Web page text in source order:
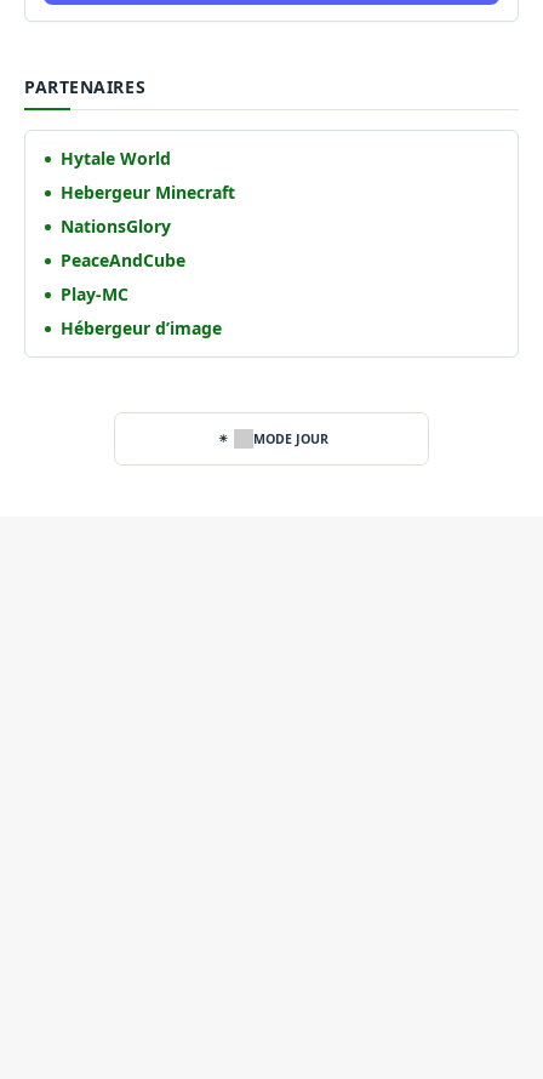
PARTENAIRES
Hytale World
Hebergeur Minecraft
NationsGlory
PeaceAndCube
Play-MC
Hébergeur d’image
MODE JOUR